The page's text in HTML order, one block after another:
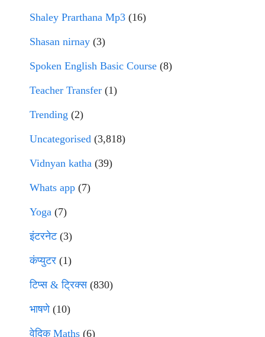
Shaley Prarthana Mp3 (16)
Shasan nirnay (3)
Spoken English Basic Course (8)
Teacher Transfer (1)
Trending (2)
Uncategorised (3,818)
Vidnyan katha (39)
Whats app (7)
Yoga (7)
इंटरनेट(3)
कंप्युटर (1)
टिप्स & ट्रिक्स(830)
भाषणे(10)
वेदिक Maths (6)